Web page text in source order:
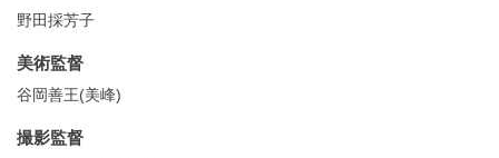
野田採芳子
美術監督
谷岡善王(美峰)
撮影監督